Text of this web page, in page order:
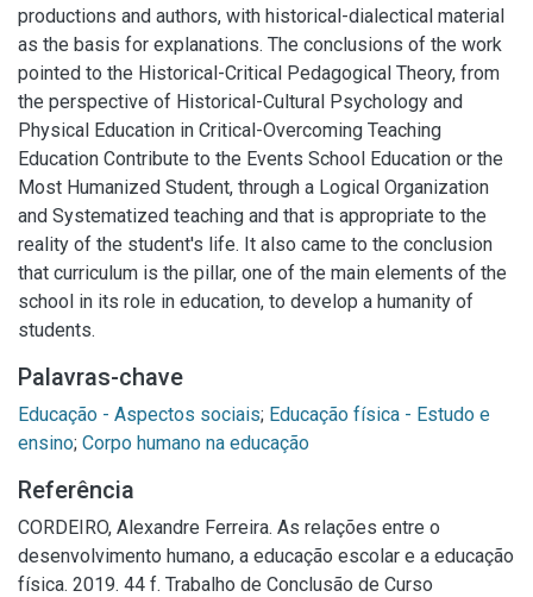
productions and authors, with historical-dialectical material
as the basis for explanations. The conclusions of the work
pointed to the Historical-Critical Pedagogical Theory, from
the perspective of Historical-Cultural Psychology and
Physical Education in Critical-Overcoming Teaching
Education Contribute to the Events School Education or the
Most Humanized Student, through a Logical Organization
and Systematized teaching and that is appropriate to the
reality of the student's life. It also came to the conclusion
that curriculum is the pillar, one of the main elements of the
school in its role in education, to develop a humanity of
students.
Palavras-chave
Educação - Aspectos sociais; Educação física - Estudo e
ensino; Corpo humano na educação
Referência
CORDEIRO, Alexandre Ferreira. As relações entre o
desenvolvimento humano, a educação escolar e a educação
física. 2019. 44 f. Trabalho de Conclusão de Curso